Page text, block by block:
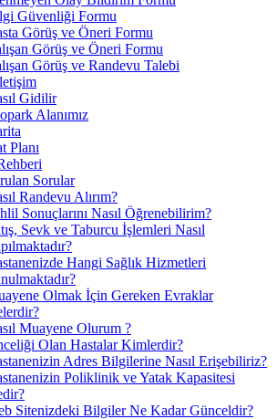
Güvenliği Formu
Görüş ve Öneri Formu
Görüş ve Öneri Formu
Görüş ve Randevu Talebi
Gidilir
Alanımız
Planı
Sorular
Randevu Alırım?
Sonuçlarını Nasıl Öğrenebilirim?
Sevk ve Taburcu İşlemleri Nasıl
Hangi Sağlık Hizmetleri
Olmak İçin Gereken Evraklar
Muayene Olurum ?
Olan Hastalar Kimlerdir?
Adres Bilgilerine Nasıl Erişebiliriz?
Poliklinik ve Yatak Kapasitesi
Sitenizdeki Bilgiler Ne Kadar Günceldir?